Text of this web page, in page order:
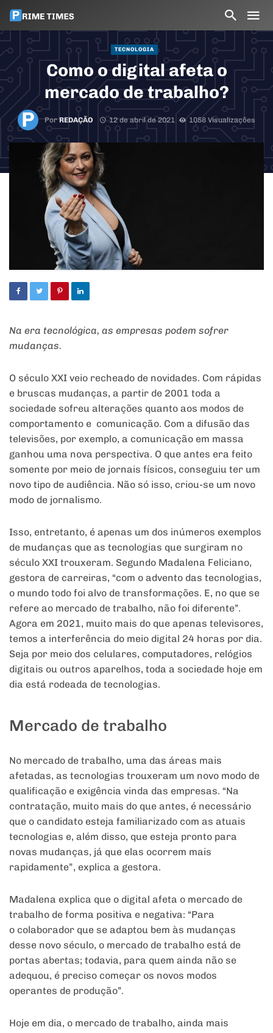
TECNOLOGIA
Como o digital afeta o
mercado de trabalho?
PorREDAÇÃO 12 de abril de 2021 1058 Visualizações
Na era tecnológica, as empresas podem sofrer
mudanças.
O século XXI veio recheado de novidades. Com rápidas
e bruscas mudanças, a partir de 2001 toda a
sociedade sofreu alterações quanto aos modos de
comportamento e comunicação. Com a difusão das
televisões, por exemplo, a comunicação em massa
ganhou uma nova perspectiva. O que antes era feito
somente por meio de jornais físicos, conseguiu ter um
novo tipo de audiência. Não só isso, criou-se um novo
modo de jornalismo.
Isso, entretanto, é apenas um dos inúmeros exemplos
de mudanças que as tecnologias que surgiram no
século XXI trouxeram. Segundo Madalena Feliciano,
gestora de carreiras, “com o advento das tecnologias,
o mundo todo foi alvo de transformações. E, no que se
refere ao mercado de trabalho, não foi diferente”.
Agora em 2021, muito mais do que apenas televisores,
temos a interferência do meio digital 24 horas por dia.
Seja por meio dos celulares, computadores, relógios
digitais ou outros aparelhos, toda a sociedade hoje em
dia está rodeada de tecnologias.
Mercado de trabalho
No mercado de trabalho, uma das áreas mais
afetadas, as tecnologias trouxeram um novo modo de
qualificação e exigência vinda das empresas. “Na
contratação, muito mais do que antes, é necessário
que o candidato esteja familiarizado com as atuais
tecnologias e, além disso, que esteja pronto para
novas mudanças, já que elas ocorrem mais
rapidamente”, explica a gestora.
Madalena explica que o digital afeta o mercado de
trabalho de forma positiva e negativa: “Para
o colaborador que se adaptou bem às mudanças
desse novo século, o mercado de trabalho está de
portas abertas; todavia, para quem ainda não se
adequou, é preciso começar os novos modos
operantes de produção”.
Hoje em dia, o mercado de trabalho, ainda mais